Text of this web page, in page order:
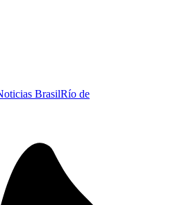
BrasilRío de